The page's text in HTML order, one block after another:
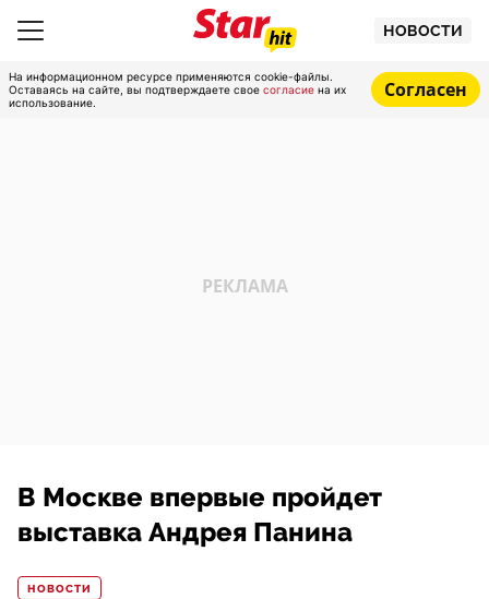
НОВОСТИ
На информационном ресурсе применяются cookie-файлы.
Оставаясь на сайте, вы подтверждаете свое согласие на их
использование.
Согласен
В Москве впервые пройдет
выставка Андрея Панина
НОВОСТИ